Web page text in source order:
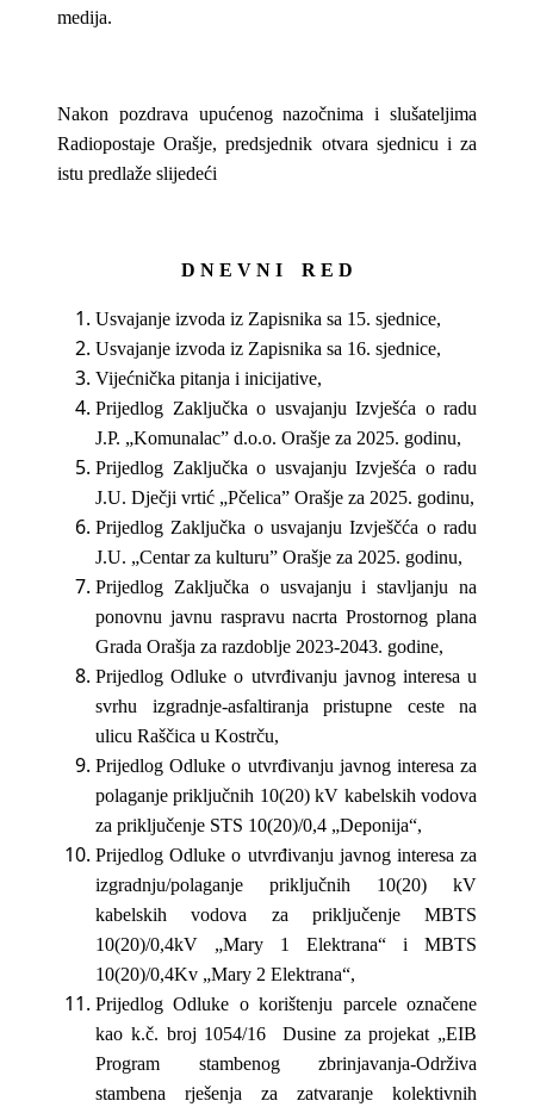
medija.
Nakon pozdrava upućenog nazočnima i slušateljima
Radiopostaje Orašje, predsjednik otvara sjednicu i za
istu predlaže slijedeći
D N E V N I R E D
Usvajanje izvoda iz Zapisnika sa 15. sjednice,
Usvajanje izvoda iz Zapisnika sa 16. sjednice,
Vijećnička pitanja i inicijative,
Prijedlog Zaključka o usvajanju Izvješća o radu
J.P. „Komunalac” d.o.o. Orašje za 2025. godinu,
Prijedlog Zaključka o usvajanju Izvješća o radu
J.U. Dječji vrtić „Pčelica” Orašje za 2025. godinu,
Prijedlog Zaključka o usvajanju Izvješčća o radu
J.U. „Centar za kulturu” Orašje za 2025. godinu,
Prijedlog Zaključka o usvajanju i stavljanju na
ponovnu javnu raspravu nacrta Prostornog plana
Grada Orašja za razdoblje 2023-2043. godine,
Prijedlog Odluke o utvrđivanju javnog interesa u
svrhu izgradnje-asfaltiranja pristupne ceste na
ulicu Raščica u Kostrču,
Prijedlog Odluke o utvrđivanju javnog interesa za
polaganje priključnih 10(20) kV kabelskih vodova
za priključenje STS 10(20)/0,4 „Deponija“,
Prijedlog Odluke o utvrđivanju javnog interesa za
izgradnju/polaganje priključnih 10(20) kV
kabelskih vodova za priključenje MBTS
10(20)/0,4kV „Mary 1 Elektrana“ i MBTS
10(20)/0,4Kv „Mary 2 Elektrana“,
Prijedlog Odluke o korištenju parcele označene
kao k.č. broj 1054/16 Dusine za projekat „EIB
Program stambenog zbrinjavanja-Održiva
stambena rješenja za zatvaranje kolektivnih